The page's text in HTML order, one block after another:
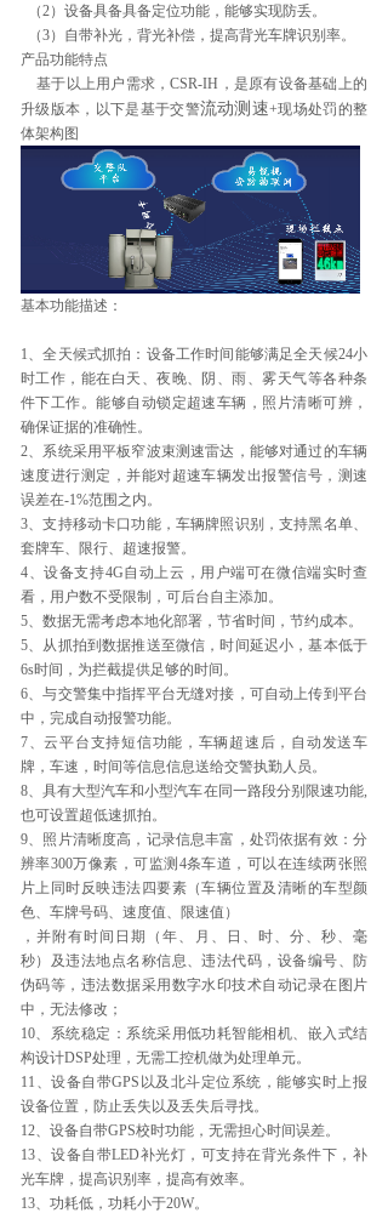
（2）设备具备具备定位功能，能够实现防丢。
（3）自带补光，背光补偿，提高背光车牌识别率。
产品功能特点
基于以上用户需求，CSR-IH，是原有设备基础上的
升级版本，以下是基于交警流动测速+现场处罚的整
体架构图
基本功能描述：
1、全天候式抓拍：设备工作时间能够满足全天候24小
时工作，能在白天、夜晚、阴、雨、雾天气等各种条
件下工作。能够自动锁定超速车辆，照片清晰可辨，
确保证据的准确性。
2、系统采用平板窄波束测速雷达 ，能够对通过的车辆
速度进行测定，并能对超速车辆发出报警信号，测速
误差在-1%范围之内。
3、支持移动卡口功能，车辆牌照识别，支持黑名单、
套牌车、限行、超速报警。
4、设备支持4G自动上云，用户端可在微信端实时查
看，用户数不受限制，可后台自主添加。
5、数据无需考虑本地化部署，节省时间，节约成本。
5、从抓拍到数据推送至微信，时间延迟小，基本低于
6s时间，为拦截提供足够的时间。
6、与交警集中指挥平台无缝对接，可自动上传到平台
中，完成自动报警功能。
7、云平台支持短信功能，车辆超速后，自动发送车
牌，车速，时间等信息信息送给交警执勤人员。
8、具有大型汽车和小型汽车在同一路段分别限速功能,
也可设置超低速抓拍。
9、照片清晰度高，记录信息丰富，处罚依据有效：分
辨率300万像素，可监测4条车道，可以在连续两张照
片上同时反映违法四要素（车辆位置及清晰的车型颜
色、车牌号码、速度值、限速值）
，并附有时间日期（年、月、日、时、分、秒、毫
秒）及违法地点名称信息、违法代码，设备编号、防
伪码等，违法数据采用数字水印技术自动记录在图片
中，无法修改；
10、系统稳定：系统采用低功耗智能相机、嵌入式结
构设计DSP处理，无需工控机做为处理单元。
11、设备自带GPS以及北斗定位系统，能够实时上报
设备位置，防止丢失以及丢失后寻找。
12、设备自带GPS校时功能，无需担心时间误差。
13、设备自带LED补光灯，可支持在背光条件下，补
光车牌，提高识别率，提高有效率。
13、功耗低，功耗小于20W。